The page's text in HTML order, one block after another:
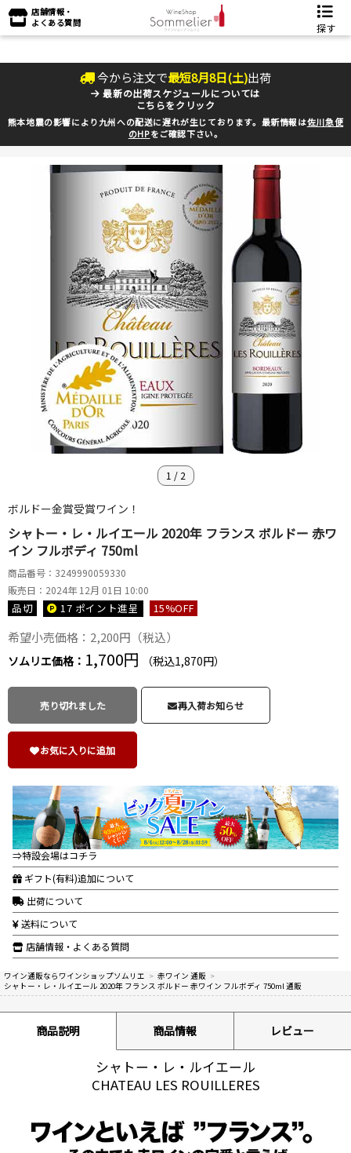
店舗情報・
よくある質問
探す
今から注文で最短8月8日(土)出荷
最新の出荷スケジュールについては
こちらをクリック
熊本地震の影響により九州への配送に遅れが生じております。最新情報は佐川急便
のHPをご確認下さい。
1 / 2
ボルドー金賞受賞ワイン！
シャトー・レ・ルイエール 2020年 フランス ボルドー 赤ワ
イン フルボディ 750ml
商品番号：3249990059330
販売日：2024年 12月 01日 10:00
品切 17 ポイント進呈 15%OFF
希望小売価格：2,200円（税込）
ソムリエ価格： 1,700円 （税込1,870円）
売り切れました 再入荷お知らせ
お気に入りに追加
⇒特設会場はコチラ
ギフト(有料)追加について
出荷について
送料について
店舗情報・よくある質問
ワイン通販ならワインショップソムリエ > 赤ワイン 通販 >
シャトー・レ・ルイエール 2020年 フランス ボルドー 赤ワイン フルボディ 750ml 通販
商品説明 商品情報 レビュー
シャトー・レ・ルイエール
CHATEAU LES ROUILLERES